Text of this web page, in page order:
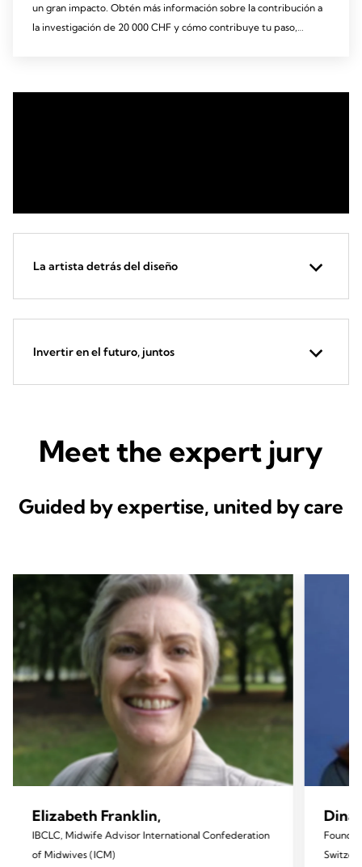
un gran impacto. Obtén más información sobre la contribución a
la investigación de 20 000 CHF y cómo contribuye tu paso,
La artista detrás del diseño
Invertir en el futuro, juntos
Meet the expert jury
Guided by expertise, united by care
Elizabeth Franklin,
IBCLC, Midwife Advisor International Confederation
of Midwives (ICM)
Dina